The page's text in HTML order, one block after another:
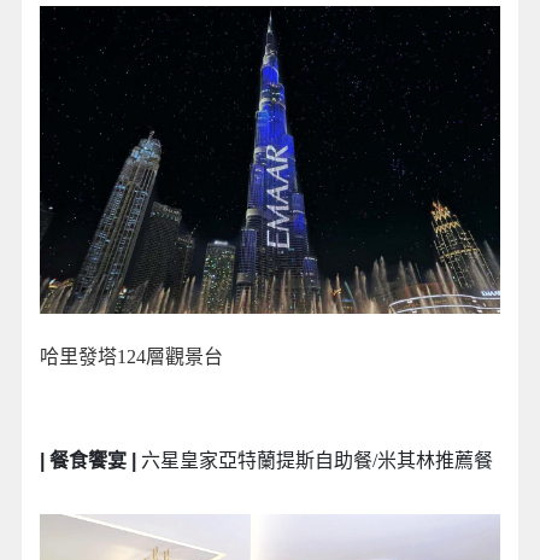
哈里發塔124層觀景台
| 餐食饗宴 | 六星皇家亞特蘭提斯自助餐/米其林推薦餐